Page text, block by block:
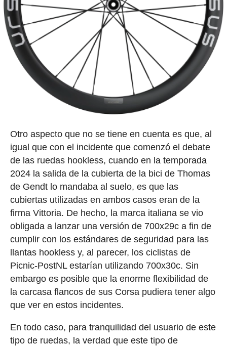
Otro aspecto que no se tiene en cuenta es que, al
igual que con el incidente que comenzó el debate
de las ruedas hookless, cuando en la temporada
2024 la salida de la cubierta de la bici de Thomas
de Gendt lo mandaba al suelo, es que las
cubiertas utilizadas en ambos casos eran de la
firma Vittoria. De hecho, la marca italiana se vio
obligada a lanzar una versión de 700x29c a fin de
cumplir con los estándares de seguridad para las
llantas hookless y, al parecer, los ciclistas de
Picnic-PostNL estarían utilizando 700x30c. Sin
embargo es posible que la enorme flexibilidad de
la carcasa flancos de sus Corsa pudiera tener algo
que ver en estos incidentes.
En todo caso, para tranquilidad del usuario de este
tipo de ruedas, la verdad que este tipo de